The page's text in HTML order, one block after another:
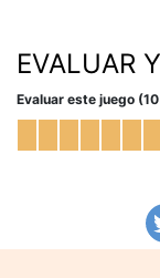
EVALUAR
Evaluar este juego